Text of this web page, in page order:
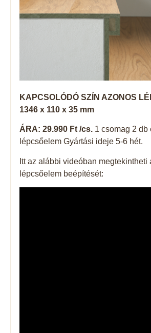
KAPCSOLÓDÓ SZÍN AZONOS
1346 x 110 x 35 mm
ÁRA: 29.990 Ft /cs. 1 csomag 2 db
lépcsőelem Gyártási ideje 5-6 hét.
Itt az alábbi videóban megtekintheti
lépcsőelem beépítését: